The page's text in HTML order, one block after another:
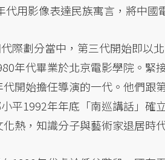
代用影像表達民族寓言，將中國
際劃分當中，第三代開始即以
年代畢業於北京電影學院。緊
開始擔任導演的一代。他們跟
平1992年年底「南巡講話」確
熱，知識分子與藝術家退居時